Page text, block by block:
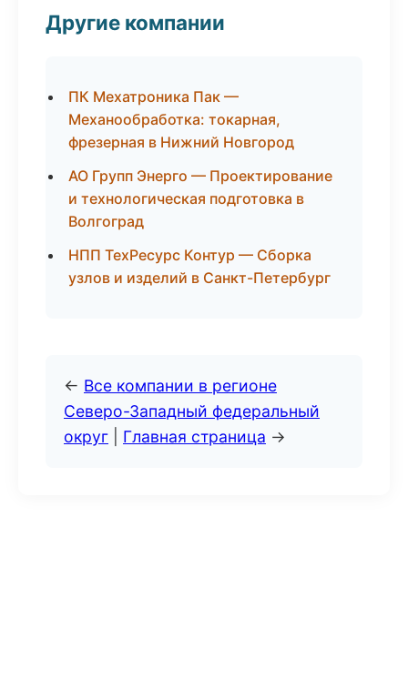
Другие компании
ПК Мехатроника Пак —
Механообработка: токарная,
фрезерная в Нижний Новгород
АО Групп Энерго — Проектирование
и технологическая подготовка в
Волгоград
НПП ТехРесурс Контур — Сборка
узлов и изделий в Санкт-Петербург
← Все компании в регионе
Северо-Западный федеральный
округ
Главная страница →